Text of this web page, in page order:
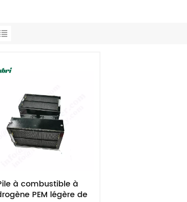
à combustible à
PEM légère de